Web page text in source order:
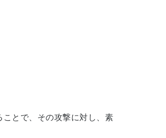
とで、その攻撃に対し、素